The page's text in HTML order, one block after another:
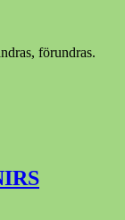
förundras.